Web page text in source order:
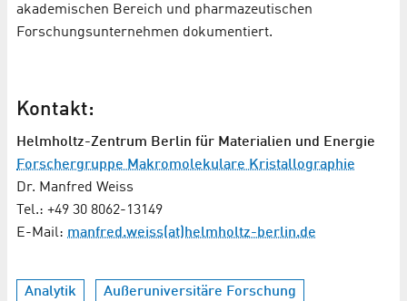
akademischen Bereich und pharmazeutischen
Forschungsunternehmen dokumentiert.
Kontakt:
Helmholtz-Zentrum Berlin für Materialien und Energie
Forschergruppe Makromolekulare Kristallographie
Dr. Manfred Weiss
Tel.: +49 30 8062-13149
E-Mail: manfred.weiss(at)helmholtz-berlin.de
Analytik Außeruniversitäre Forschung